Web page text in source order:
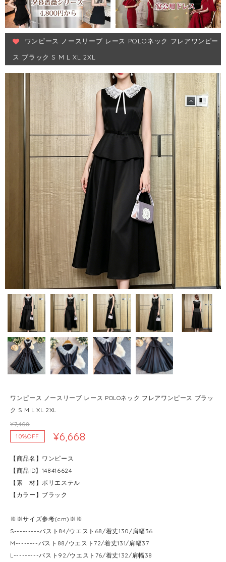
ワンピース ノースリーブ レース POLOネック フレアワンピー
ス ブラック S M L XL 2XL
ワンピース ノースリーブ レース POLOネック フレアワンピース ブラッ
ク S M L XL 2XL
¥7,408
10%OFF
¥6,668
【商品名】ワンピース
【商品ID】148416624
【素 材】ポリエステル
【カラー】ブラック
※※サイズ参考(cm)※※
S---------バスト84/ウエスト68/着丈130/肩幅36
M--------バスト88/ウエスト72/着丈131/肩幅37
L---------バスト92/ウエスト76/着丈132/肩幅38